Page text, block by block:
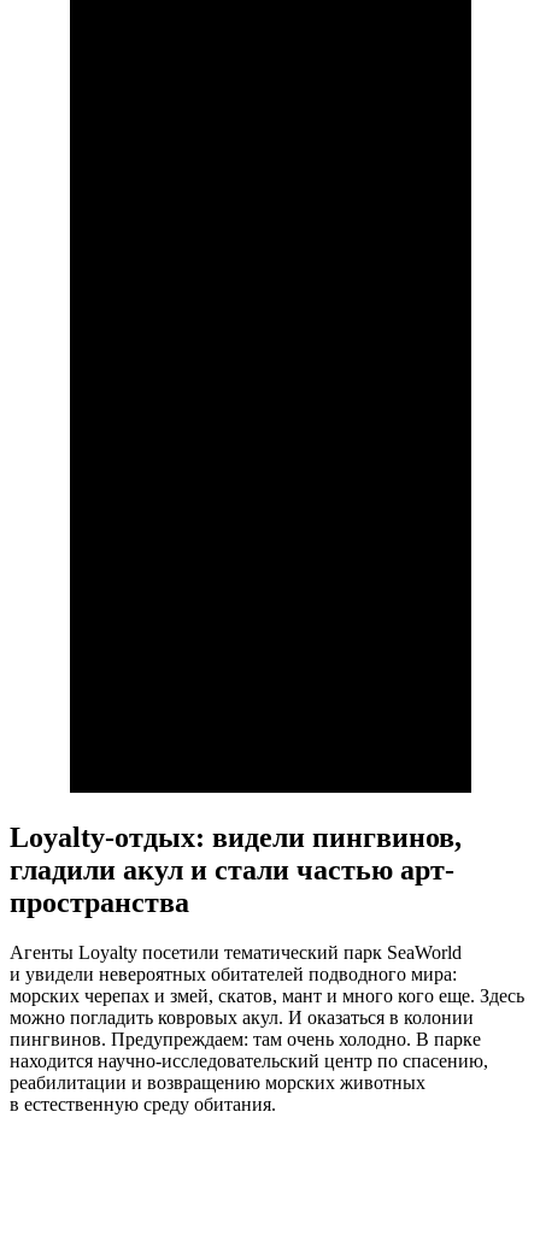
Loyalty-отдых: видели пингвинов,
гладили акул и стали частью арт-
пространства
Агенты Loyalty посетили тематический парк SeaWorld
и увидели невероятных обитателей подводного мира:
морских черепах и змей, скатов, мант и много кого еще. Здесь
можно погладить ковровых акул. И оказаться в колонии
пингвинов. Предупреждаем: там очень холодно. В парке
находится научно-исследовательский центр по спасению,
реабилитации и возвращению морских животных
в естественную среду обитания.